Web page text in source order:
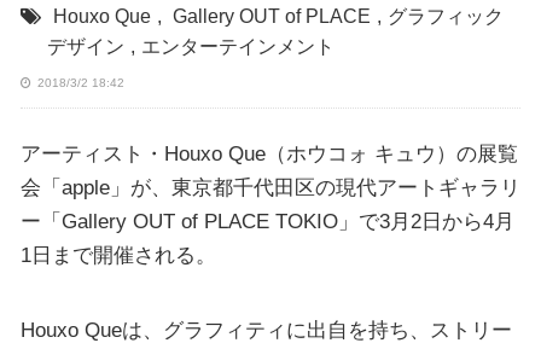
Houxo Que , Gallery OUT of PLACE , グラフィック
デザイン , エンターテインメント
2018/3/2 18:42
アーティスト・Houxo Que（ホウコォ キュウ）の展覧
会「apple」が、東京都千代田区の現代アートギャラリ
ー「Gallery OUT of PLACE TOKIO」で3月2日から4月
1日まで開催される。
Houxo Queは、グラフィティに出自を持ち、ストリー